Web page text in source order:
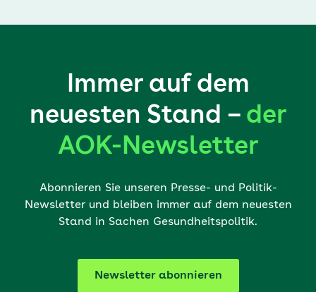
Immer auf dem
neuesten Stand – der
AOK-Newsletter
Abonnieren Sie unseren Presse- und Politik-
Newsletter und bleiben immer auf dem neuesten
Stand in Sachen Gesundheitspolitik.
Newsletter abonnieren